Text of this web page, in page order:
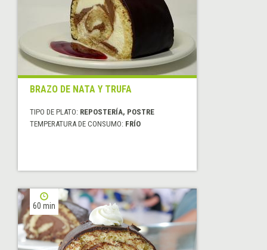
BRAZO DE NATA Y TRUFA
TIPO DE PLATO: REPOSTERÍA, POSTRE
TEMPERATURA DE CONSUMO: FRÍO
60 min